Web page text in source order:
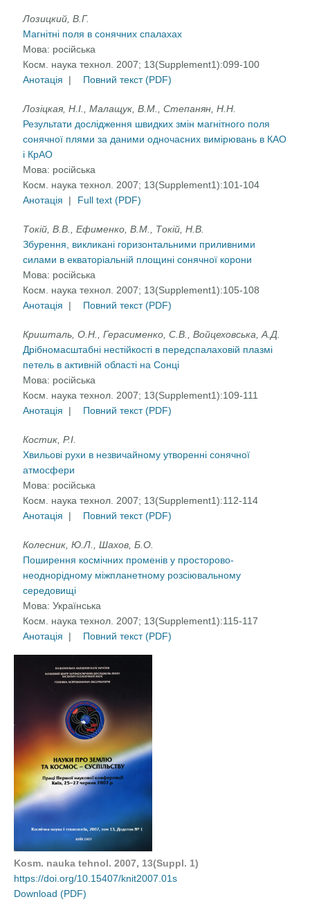
Лозицкий, В.Г.
Магнітні поля в сонячних спалахах
Мова: російська
Косм. наука технол. 2007; 13(Supplement1):099-100
Анотація
| Повний текст (PDF)
Лозіцкая, Н.І., Малащук, В.М., Степанян, Н.Н.
Результати дослідження швидких змін магнітного поля
сонячної плями за даними одночасних вимірювань в КАО
і КрАО
Мова: російська
Косм. наука технол. 2007; 13(Supplement1):101-104
Анотація
| Full text (PDF)
Токій, В.В., Ефименко, В.М., Токій, Н.В.
Збурення, викликані горизонтальними приливними
силами в екваторіальній площині сонячної корони
Мова: російська
Косм. наука технол. 2007; 13(Supplement1):105-108
Анотація
| Повний текст (PDF)
Кришталь, О.H., Герасименко, С.В., Войцеховська, А.Д.
Дрібномасштабні нестійкості в передспалаховій плазмі
петель в активній області на Сонці
Мова: російська
Косм. наука технол. 2007; 13(Supplement1):109-111
Анотація
| Повний текст (PDF)
Костик, Р.І.
Хвильові рухи в незвичайному утворенні сонячної
атмосфери
Мова: російська
Косм. наука технол. 2007; 13(Supplement1):112-114
Анотація
| Повний текст (PDF)
Колесник, Ю.Л., Шахов, Б.О.
Поширення космічних променів у просторово-
неоднорідному міжпланетному розсіювальному
середовищі
Мова:Українська
Косм. наука технол. 2007; 13(Supplement1):115-117
Анотація
| Повний текст (PDF)
Kosm. nauka tehnol. 2007, 13(Suppl. 1)
https://doi.org/10.15407/knit2007.01s
Download (PDF)